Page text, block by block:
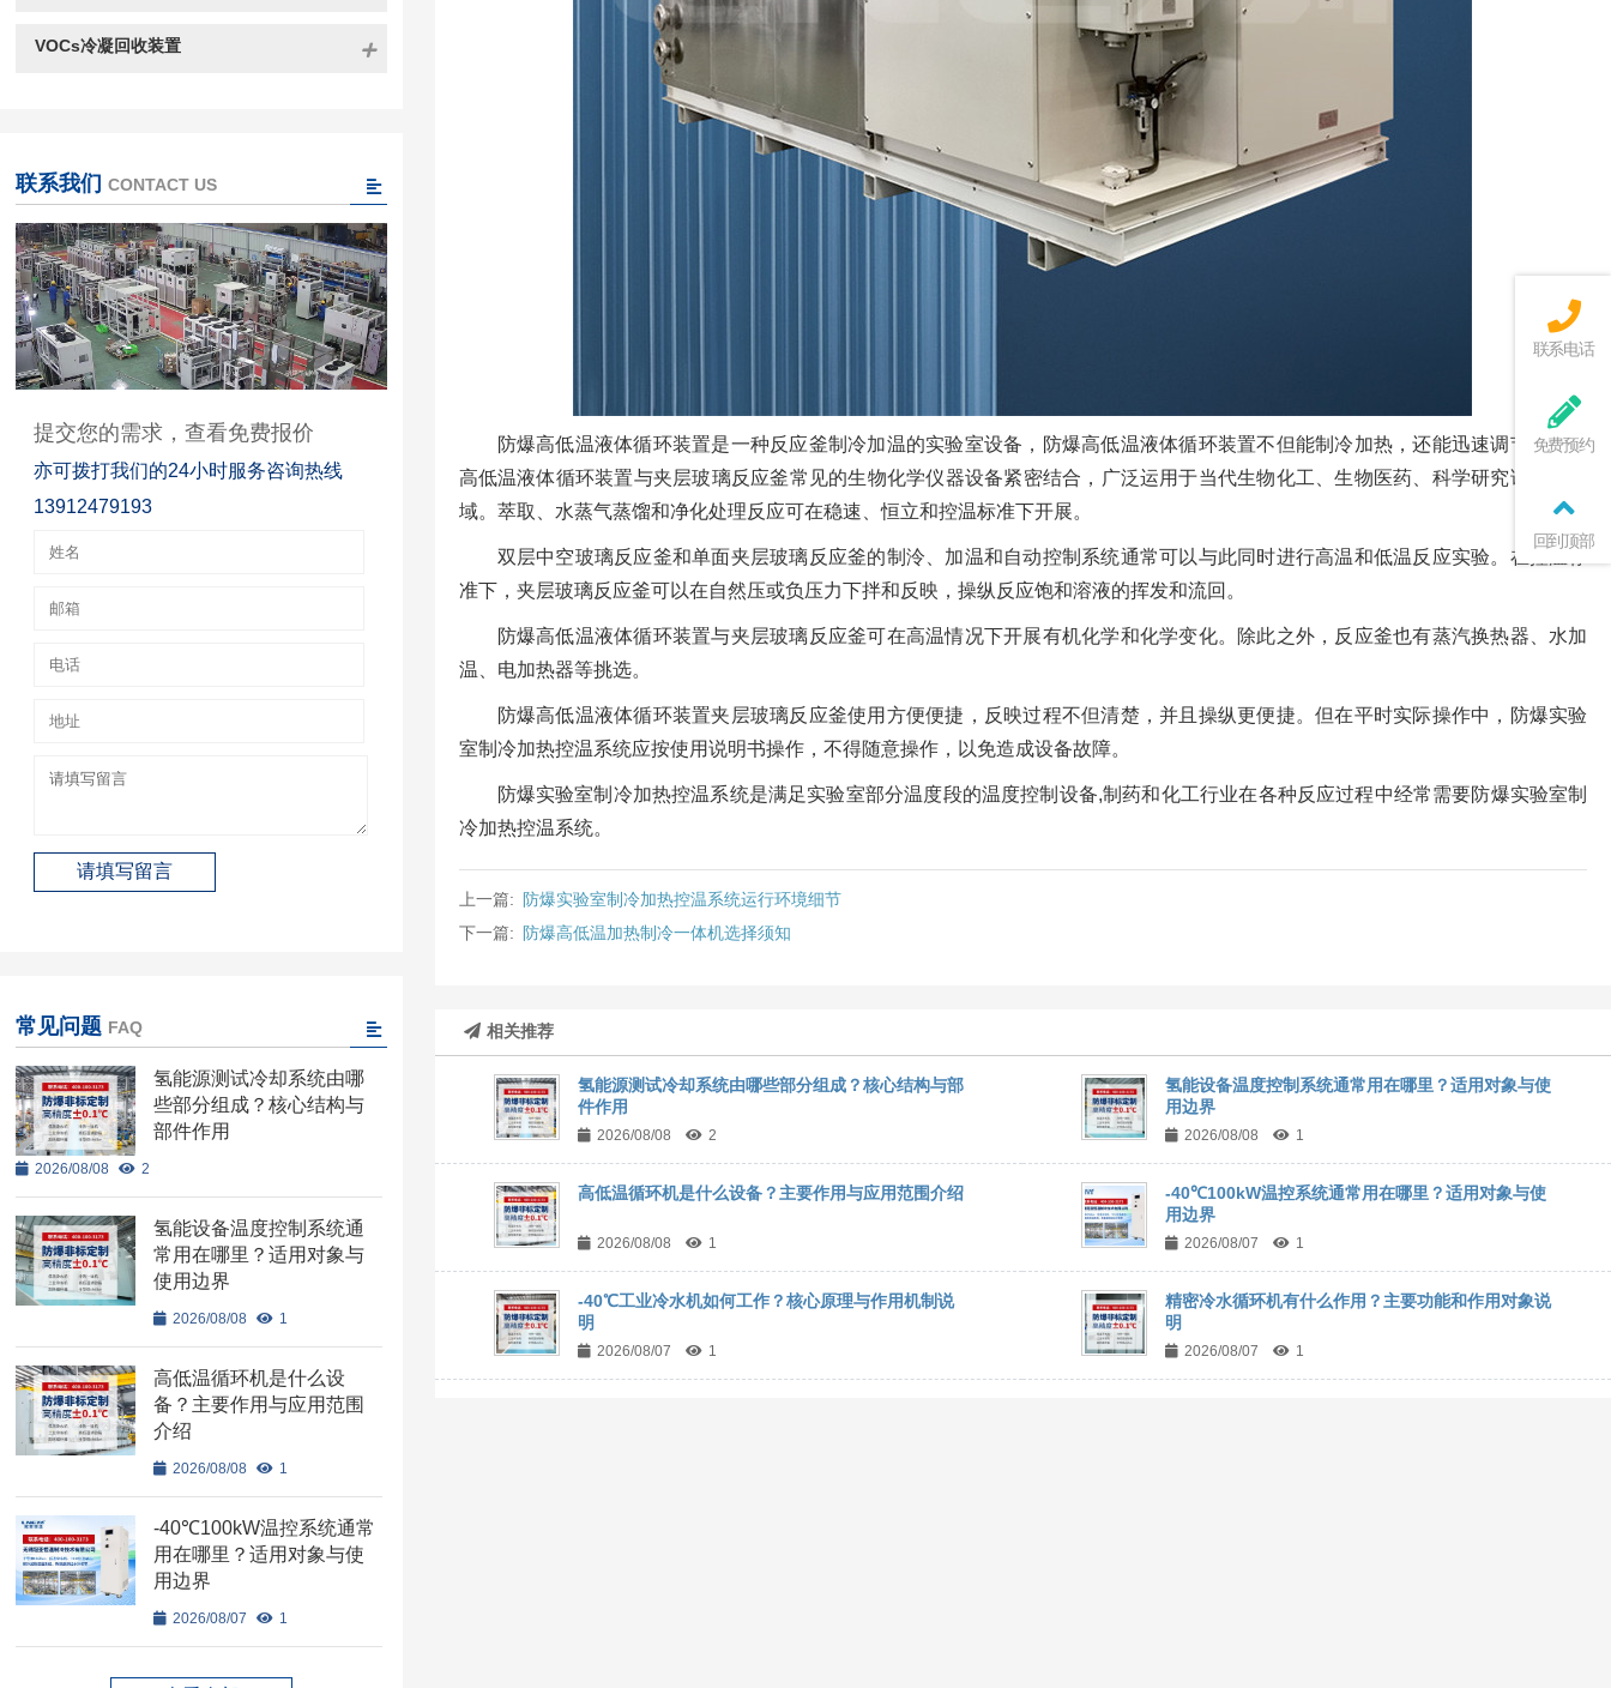
防爆高低温液体循环装置是一种反应釜制冷加温的实验室设备，防爆高低温液体循环装置不但能制冷加热，还能迅速调节。防爆
高低温液体循环装置与夹层玻璃反应釜常见的生物化学仪器设备紧密结合，广泛运用于当代生物化工、生物医药、科学研究试验等领
域。萃取、水蒸气蒸馏和净化处理反应可在稳速、恒立和控温标准下开展。
双层中空玻璃反应釜和单面夹层玻璃反应釜的制泠、加温和自动控制系统通常可以与此同时进行高温和低温反应实验。在控温标
准下，夹层玻璃反应釜可以在自然压或负压力下拌和反映，操纵反应饱和溶液的挥发和流回。
防爆高低温液体循环装置与夹层玻璃反应釜可在高温情况下开展有机化学和化学变化。除此之外，反应釜也有蒸汽换热器、水加
温、电加热器等挑选。
防爆高低温液体循环装置夹层玻璃反应釜使用方便便捷，反映过程不但清楚，并且操纵更便捷。但在平时实际操作中，防爆实验
室制冷加热控温系统应按使用说明书操作，不得随意操作，以免造成设备故障。
防爆实验室制冷加热控温系统是满足实验室部分温度段的温度控制设备,制药和化工行业在各种反应过程中经常需要防爆实验室制
冷加热控温系统。
上一篇: 防爆实验室制冷加热控温系统运行环境细节
下一篇: 防爆高低温加热制冷一体机选择须知
相关推荐
氢能源测试冷却系统由哪些部分组成？核心结构与部
件作用
2026/08/08 2
氢能设备温度控制系统通常用在哪里？适用对象与使
用边界
2026/08/08 1
高低温循环机是什么设备？主要作用与应用范围介绍
2026/08/08 1
-40℃100kW温控系统通常用在哪里？适用对象与使
用边界
2026/08/07 1
-40℃工业冷水机如何工作？核心原理与作用机制说
明
2026/08/07 1
精密冷水循环机有什么作用？主要功能和作用对象说
明
2026/08/07 1
VOCs冷凝回收装置
联系我们 CONTACT US
提交您的需求，查看免费报价
亦可拨打我们的24小时服务咨询热线
13912479193
常见问题 FAQ
氢能源测试冷却系统由哪
些部分组成？核心结构与
部件作用
2026/08/08 2
氢能设备温度控制系统通
常用在哪里？适用对象与
使用边界
2026/08/08 1
高低温循环机是什么设
备？主要作用与应用范围
介绍
2026/08/08 1
-40℃100kW温控系统通常
用在哪里？适用对象与使
用边界
2026/08/07 1
联系电话
免费预约
回到顶部